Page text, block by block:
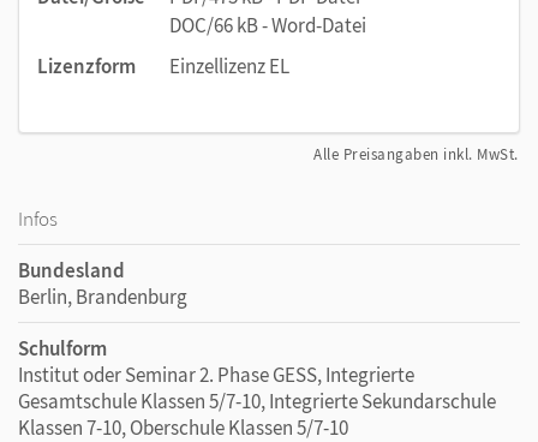
DOC/66 kB - Word-Datei
Lizenzform
Einzellizenz EL
Alle Preisangaben inkl. MwSt.
Infos
Bundesland
Berlin, Brandenburg
Schulform
Institut oder Seminar 2. Phase GESS, Integrierte
Gesamtschule Klassen 5/7-10, Integrierte Sekundarschule
Klassen 7-10, Oberschule Klassen 5/7-10